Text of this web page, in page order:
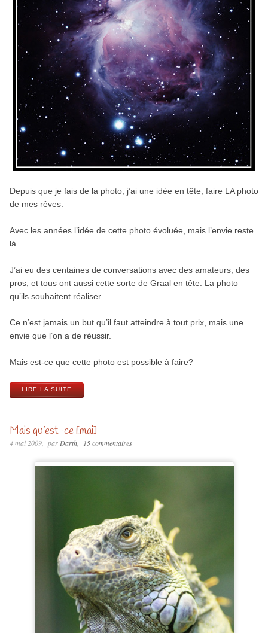
Depuis que je fais de la photo, j’ai une idée en tête, faire LA photo
de mes rêves.
Avec les années l’idée de cette photo évoluée, mais l’envie reste
là.
J’ai eu des centaines de conversations avec des amateurs, des
pros, et tous ont aussi cette sorte de Graal en tête. La photo
qu’ils souhaitent réaliser.
Ce n’est jamais un but qu’il faut atteindre à tout prix, mais une
envie que l’on a de réussir.
Mais est-ce que cette photo est possible à faire?
LIRE LA SUITE
Mais qu’est-ce [mai]
4 mai 2009 par Darth 15 commentaires